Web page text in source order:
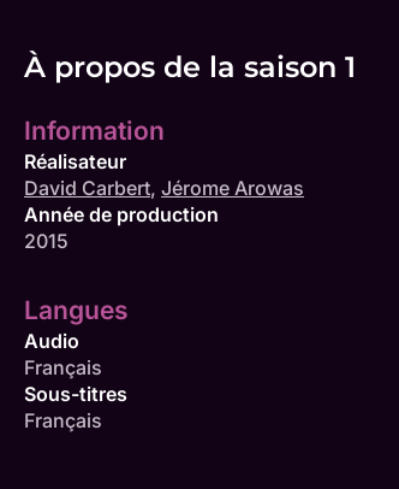
À propos de la saison 1
Information
Réalisateur
David Carbert, Jérome Arowas
Année de production
2015
Langues
Audio
Français
Sous-titres
Français